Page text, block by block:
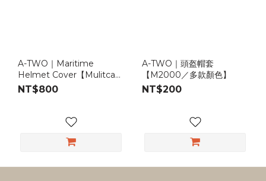
A-TWO｜Maritime
Helmet Cover【Mulitcam
/ Multicam Black】
NT$800
A-TWO｜頭盔帽套
【M2000／多款顏色】
NT$200